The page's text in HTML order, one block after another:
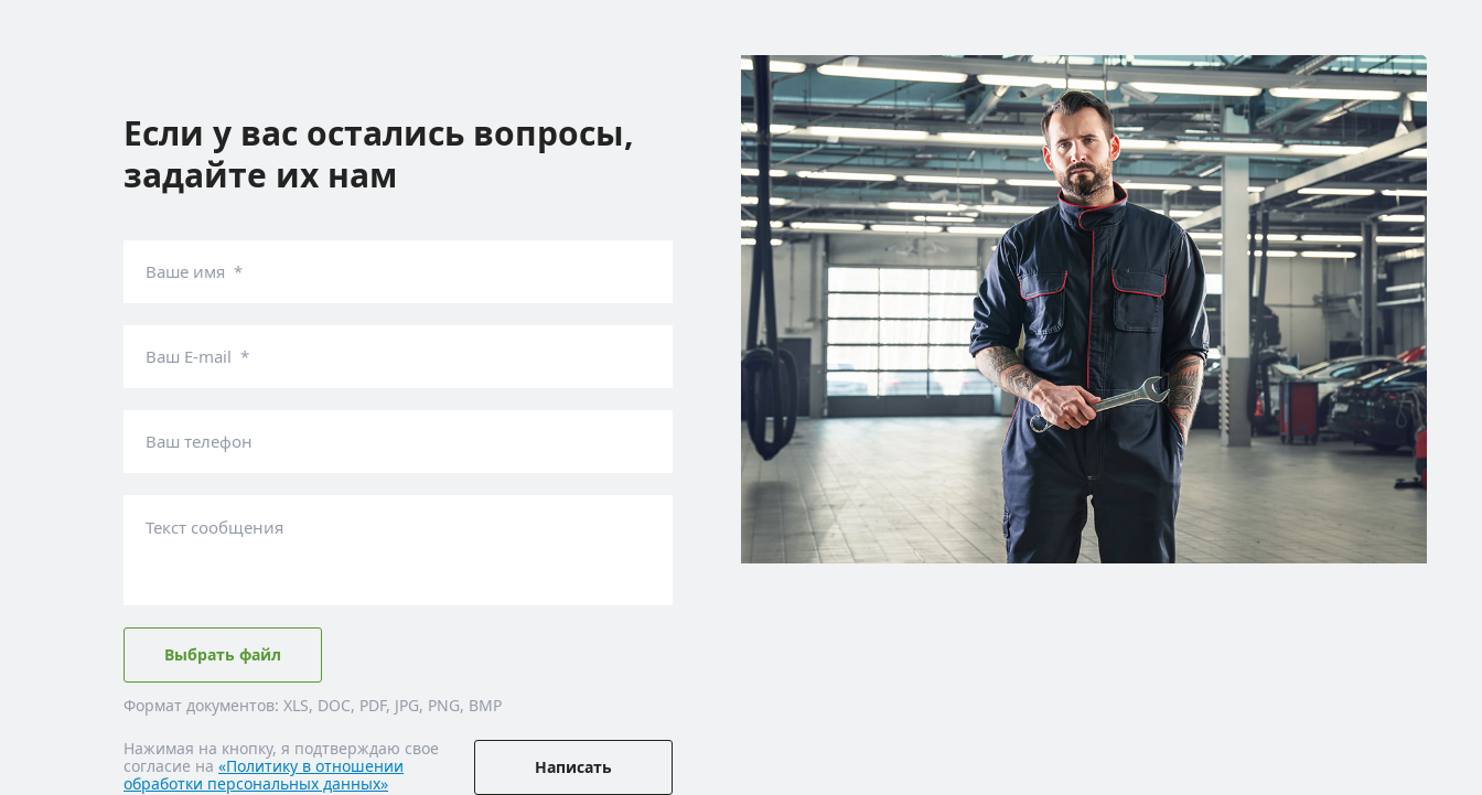
Если у вас остались вопросы,
задайте их нам
Ваше имя *
Ваш E-mail *
Ваш телефон
Текст сообщения
Выбрать файл
Формат документов: XLS, DOC, PDF, JPG, PNG, BMP
Нажимая на кнопку, я подтверждаю свое
согласие на «Политику в отношении
обработки персональных данных»
Написать